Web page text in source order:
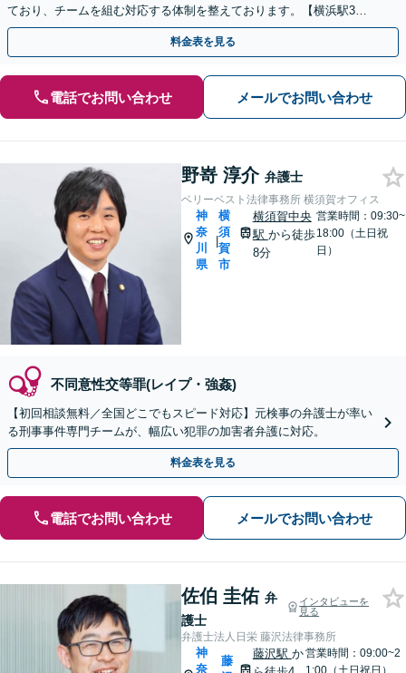
ており、チームを組む対応する体制を整えております。【横浜駅3
分】
料金表を見る
電話でお問い合わせ メールでお問い合わせ
野嵜 淳介 弁護士
ベリーベスト法律事務所 横須賀オフィス
神
奈
川
県
|
横
須
賀
市
横須賀中央
駅 から徒歩
8分
営業時間：09:30~
18:00（土日祝
日）
不同意性交等罪(レイプ・強姦)
【初回相談無料／全国どこでもスピード対応】元検事の弁護士が率い
る刑事事件専門チームが、幅広い犯罪の加害者弁護に対応。
料金表を見る
電話でお問い合わせ メールでお問い合わせ
佐伯 圭佑 弁
護士
インタビューを
見る
弁護士法人日栄 藤沢法律事務所
神
奈
藤
藤沢駅 か営業時間：09:00~2
1:00（土日祝日）